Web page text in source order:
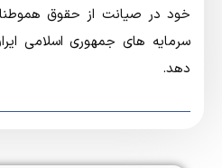
خود در صیانت از حقوق
سرمایه های جمهوری اسلامی
دهد.